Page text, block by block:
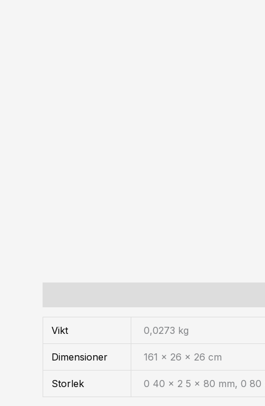
Vikt 0,0273 kg
Dimensioner 161 × 26 × 26 cm
Storlek 0 40 x 2 5 x 80 mm, 0 80